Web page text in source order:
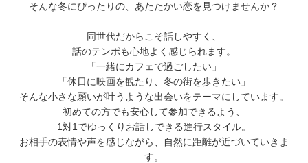
そんな冬にぴったりの、あたたかい恋を見つけませんか？
同世代だからこそ話しやすく、
話のテンポも心地よく感じられます。
「一緒にカフェで過ごしたい」
「休日に映画を観たり、冬の街を歩きたい」
そんな小さな願いが叶うような出会いをテーマにしています。
初めての方でも安心して参加できるよう、
1対1でゆっくりお話しできる進行スタイル。
お相手の表情や声を感じながら、自然に距離が近づいていきま
す。